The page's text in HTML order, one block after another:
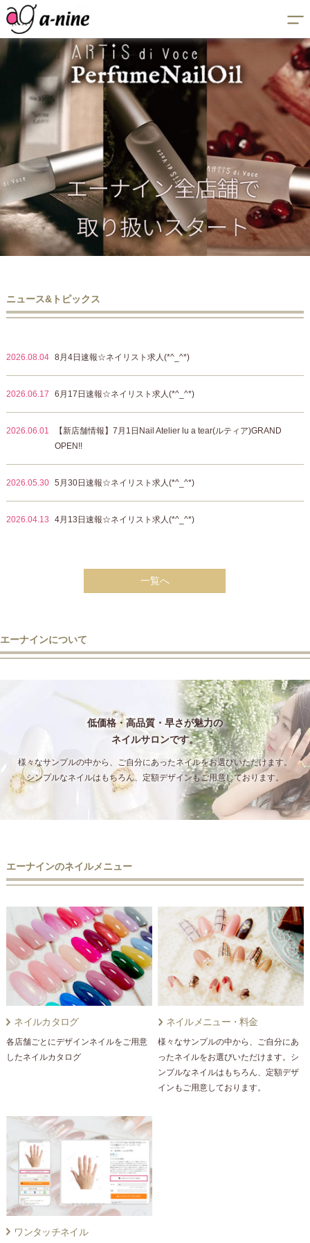
ニュース&トピックス
2026.08.04 8月4日速報☆ネイリスト求人(*^_^*)
2026.06.17 6月17日速報☆ネイリスト求人(*^_^*)
2026.06.01
【新店舗情報】7月1日Nail Atelier lu a tear(ルティア)GRAND
OPEN!!
2026.05.30 5月30日速報☆ネイリスト求人(*^_^*)
2026.04.13 4月13日速報☆ネイリスト求人(*^_^*)
一覧へ
エーナインについて
低価格・高品質・早さが魅力の
ネイルサロンです。
様々なサンプルの中から、ご自分にあったネイルをお選びいただけます。
シンプルなネイルはもちろん、定額デザインもご用意しております。
エーナインのネイルメニュー
ネイルカタログ
各店舗ごとにデザインネイルをご用意
したネイルカタログ
ネイルメニュー・料金
様々なサンプルの中から、ご自分にあ
ったネイルをお選びいただけます。シ
ンプルなネイルはもちろん、定額デザ
インもご用意しております。
ワンタッチネイル